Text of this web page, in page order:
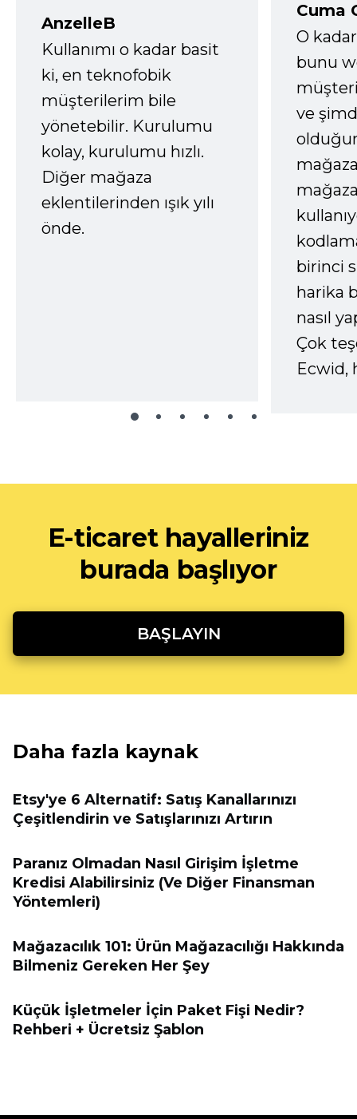
AnzelleB
Kullanımı o kadar basit
ki, en teknofobik
müşterilerim bile
yönetebilir. Kurulumu
kolay, kurulumu hızlı.
Diğer mağaza
eklentilerinden ışık yılı
önde.
Cuma
O
bunu
ve
birinci
harika
nasıl
Çok
Ecwid,
E-ticaret hayalleriniz
burada başlıyor
BAŞLAYIN
Daha fazla kaynak
Etsy'ye 6 Alternatif: Satış Kanallarınızı
Çeşitlendirin ve Satışlarınızı Artırın
Paranız Olmadan Nasıl Girişim İşletme
Kredisi Alabilirsiniz (Ve Diğer Finansman
Yöntemleri)
Mağazacılık 101: Ürün Mağazacılığı Hakkında
Bilmeniz Gereken Her Şey
Küçük İşletmeler İçin Paket Fişi Nedir?
Rehberi + Ücretsiz Şablon